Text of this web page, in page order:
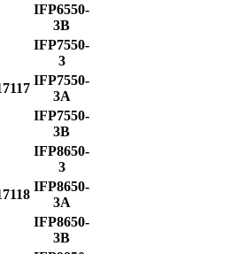
IFP6550-
3B
IFP7550-
3
IFP7550-
3A
IFP7550-
3B
IFP8650-
3
IFP8650-
3A
IFP8650-
3B